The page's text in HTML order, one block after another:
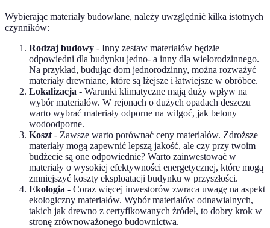
Wybierając materiały budowlane, należy uwzględnić kilka istotnych
czynników:
Rodzaj budowy - Inny zestaw materiałów będzie
odpowiedni dla budynku jedno- a inny dla wielorodzinnego.
Na przykład, budując dom jednorodzinny, można rozważyć
materiały drewniane, które są lżejsze i łatwiejsze w obróbce.
Lokalizacja - Warunki klimatyczne mają duży wpływ na
wybór materiałów. W rejonach o dużych opadach deszczu
warto wybrać materiały odporne na wilgoć, jak betony
wodoodporne.
Koszt - Zawsze warto porównać ceny materiałów. Zdroższe
materiały mogą zapewnić lepszą jakość, ale czy przy twoim
budżecie są one odpowiednie? Warto zainwestować w
materiały o wysokiej efektywności energetycznej, które mogą
zmniejszyć koszty eksploatacji budynku w przyszłości.
Ekologia - Coraz więcej inwestorów zwraca uwagę na aspekt
ekologiczny materiałów. Wybór materiałów odnawialnych,
takich jak drewno z certyfikowanych źródeł, to dobry krok w
stronę zrównoważonego budownictwa.